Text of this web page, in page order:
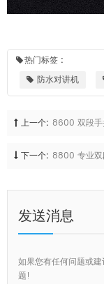
热门标签 :
防水对讲机
上一个: 8600 双段手
下一个: 8800 专业双
发送消息
如果您有任何问题或
题!